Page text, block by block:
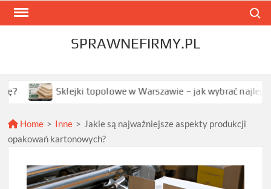
Skip
SPRAWNEFIRMY.PL
Sklejki topolowe w Warszawie – jak wybrać najlepszą opcję dla
Home > Inne > Jakie są najważniejsze aspekty produkcji
opakowań kartonowych?